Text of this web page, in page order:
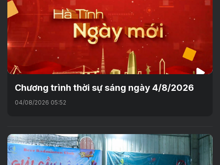
Chương trình thời sự sáng ngày 4/8/2026
04/08/2026 05:52